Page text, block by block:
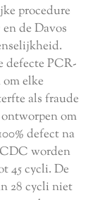
procedure
de Davos
defecte PCR-
elke
als fraude
om
defect na
worden
45 cycli. De
28 cycli niet